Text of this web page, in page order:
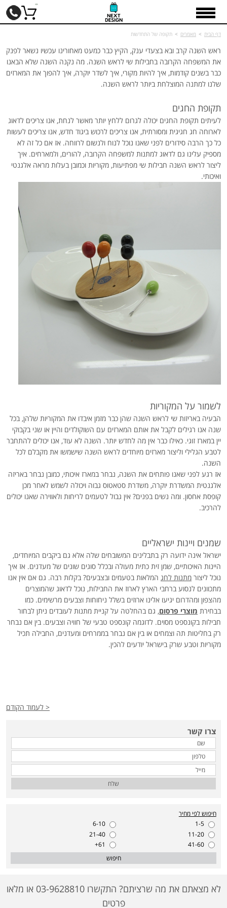
דף הבית > מאמרים > תקופה של התחדשות
ראש השנה קרב ובא בצעדי ענק, הקיץ כבר כמעט מאחורינו עכשיו נשאר לפנק
את המשפחה הקרובה בחבילות שי לראש השנה. מה נקנה השנה שלא הבאנו
כבר בשנים קודמות, איך להיות מקורי, איך לשדר יוקרה, איך להפוך את המארזים
שלנו למתנה המוצלחת ביותר לראש השנה.
תקופת החגים
לעיתים תקופת החגים יכולה לגרום ללחץ יותר מאשר לנחת, אנו צריכים לדאוג
לארוחה חג חגיגית ומסורתית, אנו צריכים לרכוש ביגוד חדש, אנו צריכים לעשות
כל כך הרבה סידורים לפני שאנו נוכל לנוח ולנשום לרווחה. אז אם כל זה לא
מספיק עלינו גם לדאוג למתנות למשפחה הקרובה, להורים, ולמארחים. איך
ליצור לראש השנה חבילות שי מפתיעות, מקוריות וכמובן בעלות מראה אלגנטי
ואיכותי.
לשמור על המקוריות
הבעיה באריזות שי לראש השנה שהן כבר מזמן איבדו את המקוריות שלהן, בכל
שנה אנו רגילים לקבל את אותם המארזים עם השוקולדים והיין או שני בקבוקי
יין במארז זוגי. כאילו כבר אין מה לחדש יותר. השנה לא עוד, אנו יכולים להתחבר
לטבע הגלילי וליצור מארזים מיוחדים לראש השנה שישמשו את מקבלם לכל
השנה.
אז רגע לפני שאנו פותחים את השנה, נבחר במארז איכותי, כמובן נבחר באריזה
אלגנטית המשדרת יוקרה, משדרת סטאטוס גבוה ויכולה לשמש לאחר מכן
קופסת אחסון. ומה נשים בפנים? אין גבול לטעמים לריחות ולאווירה שאנו יכולים
להרכיב.
שמנים ויינות ישראליים
ישראל אינה ידועה רק בתבלינים המשובחים שלה אלא גם ביקבים המיוחדים,
היינות האיכותיים, שמן זית כתית מעולה ובכלל סוגים שונים של מעדנים. אז איך
נוכל ליצור מתנות לחג המלאות בטעמים ובצבעים? בקלות רבה. גם אם אין אנו
מתכוונים לנסוע ברחבי הארץ לארוז את החבילות, נוכל לדאוג שהמוצרים
מהצפון ומהדרום יגיעו אלינו ארוזים בשלל ניחוחות וצבעים מרשימים. כמו
בבחירת מוצרי פרסום, גם בהחלטה על קניית מתנות לעובדים ניתן לבחור
חבילות בקונספט מסוים. לדוגמה קונספט טבעי של חוויה וצבעים. בין אם נבחר
רק בחליטות תה וצמחים או בין אם נבחר בממרחים ומעדנים, החבילה תכיל
מקוריות וטבע שרק בישראל יודעים להכין.
< לעמוד הקודם
צרו קשר
שלח
חיפוש לפי מחיר
1-5
6-10
11-20
21-40
41-60
61+
חיפוש
לא מצאתם את מה שרציתם? התקשרו 03-9628810 או מלאו
פרטים